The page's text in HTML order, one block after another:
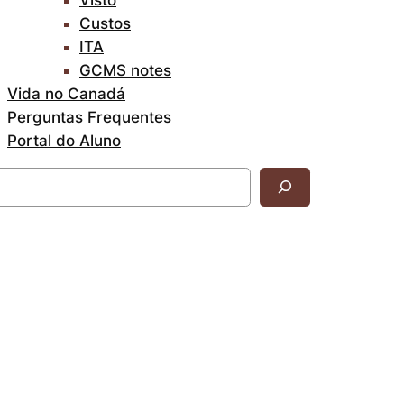
Custos
ITA
GCMS notes
Vida no Canadá
Perguntas Frequentes
Portal do Aluno